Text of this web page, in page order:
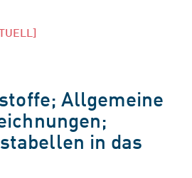
Allgemeine
in das